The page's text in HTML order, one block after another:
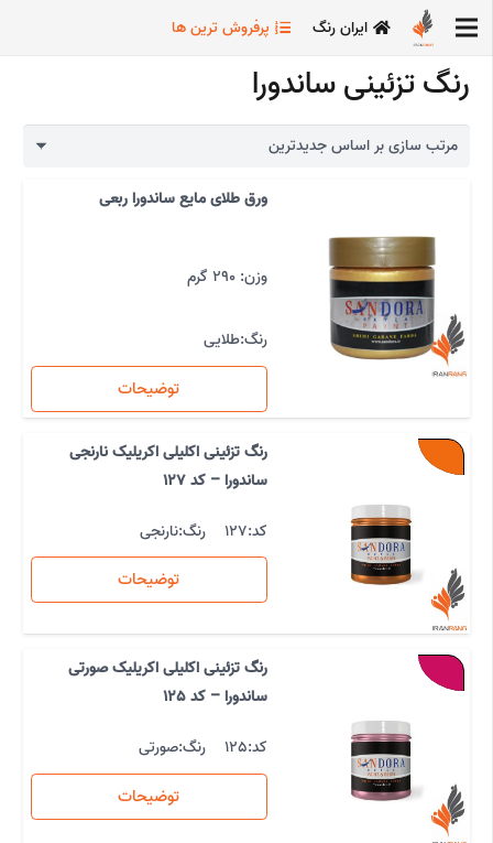
ایران رنگ پرفروش ترین ها
رنگ تزئینی ساندورا
ورق طلای مایع ساندورا ربعی
وزن:290 گرم
رنگ:طلایی
توضیحات
رنگ تزئینی اکلیلی اکریلیک نارنجی
ساندورا – کد 127
کد:127 رنگ:نارنجی
توضیحات
رنگ تزئینی اکلیلی اکریلیک صورتی
ساندورا – کد 125
کد:125 رنگ:صورتی
توضیحات